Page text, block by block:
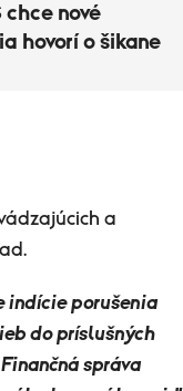
chce nové
hovorí o šikane
a
indície porušenia
do príslušných
správa